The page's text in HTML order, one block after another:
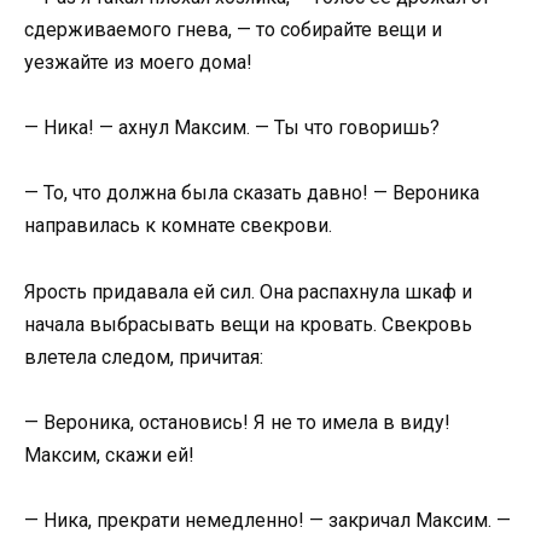
сдерживаемого гнева, — то собирайте вещи и
уезжайте из моего дома!
— Ника! — ахнул Максим. — Ты что говоришь?
— То, что должна была сказать давно! — Вероника
направилась к комнате свекрови.
Ярость придавала ей сил. Она распахнула шкаф и
начала выбрасывать вещи на кровать. Свекровь
влетела следом, причитая:
— Вероника, остановись! Я не то имела в виду!
Максим, скажи ей!
— Ника, прекрати немедленно! — закричал Максим. —